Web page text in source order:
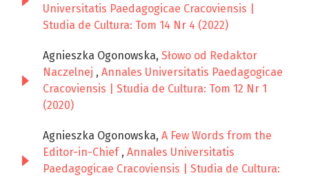
Universitatis Paedagogicae Cracoviensis |
Studia de Cultura: Tom 14 Nr 4 (2022)
Agnieszka Ogonowska, Słowo od Redaktor
Naczelnej , Annales Universitatis Paedagogicae
Cracoviensis | Studia de Cultura: Tom 12 Nr 1
(2020)
Agnieszka Ogonowska, A Few Words from the
Editor-in-Chief , Annales Universitatis
Paedagogicae Cracoviensis | Studia de Cultura: